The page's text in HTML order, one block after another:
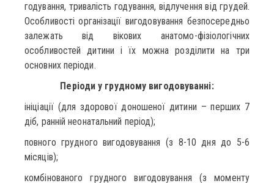
годування, тривалість годування, відлучення від грудей.
Особливості організації вигодовування безпосередньо
залежать від вікових анатомо-фізіологічних
особливостей дитини і їх можна розділити на три
основних періоди.
Періоди у грудному вигодовуванні:
ініціації (для здорової доношеної дитини – перших 7
діб, ранній неонатальний період);
повного грудного вигодовування (з 8-10 дня до 5-6
місяців);
комбінованого грудного вигодовування (з моменту